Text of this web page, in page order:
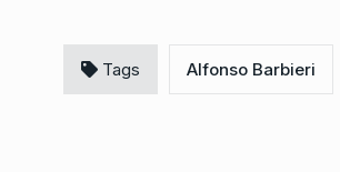
Tags Alfonso Barbieri